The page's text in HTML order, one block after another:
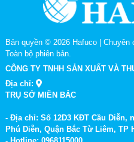
Bản quyền © 2026 Hafuco |
Toàn bộ phiên bản.
CÔNG TY TNHH SẢN XUẤT VÀ
Địa chỉ:
TRỤ SỞ MIỀN BẮC
- Địa chỉ: Số 12D3 KĐT Cầu Diễn,
Phú Diễn, Quận Bắc Từ Liêm, TP